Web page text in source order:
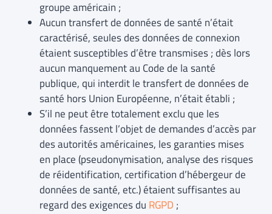
groupe américain ;
Aucun transfert de données de santé n’était
caractérisé, seules des données de connexion
étaient susceptibles d’être transmises ; dès lors
aucun manquement au Code de la santé
publique, qui interdit le transfert de données de
santé hors Union Européenne, n’était établi ;
S’il ne peut être totalement exclu que les
données fassent l’objet de demandes d’accès par
des autorités américaines, les garanties mises
en place (pseudonymisation, analyse des risques
de réidentification, certification d’hébergeur de
données de santé, etc.) étaient suffisantes au
regard des exigences du RGPD ;